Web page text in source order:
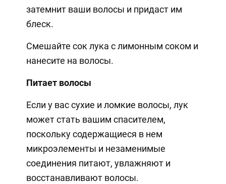
затемнит ваши волосы и придаст им
блеск.
Смешайте сок лука с лимонным соком и
нанесите на волосы.
Питает волосы
Если у вас сухие и ломкие волосы, лук
может стать вашим спасителем,
поскольку содержащиеся в нем
микроэлементы и незаменимые
соединения питают, увлажняют и
восстанавливают волосы.